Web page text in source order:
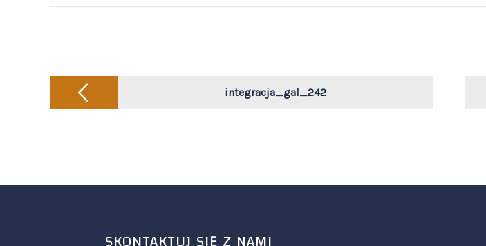
Post
navigation integracja_gal_242